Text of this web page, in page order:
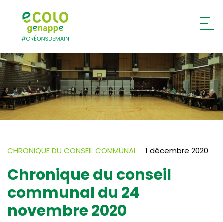
Ecolo – Genappe
CHRONIQUE DU CONSEIL COMMUNAL 1 décembre 2020
Chronique du conseil
communal du 24
novembre 2020